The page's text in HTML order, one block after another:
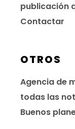
publicación
Contactar
OTROS
Agencia de
todas las
Buenos